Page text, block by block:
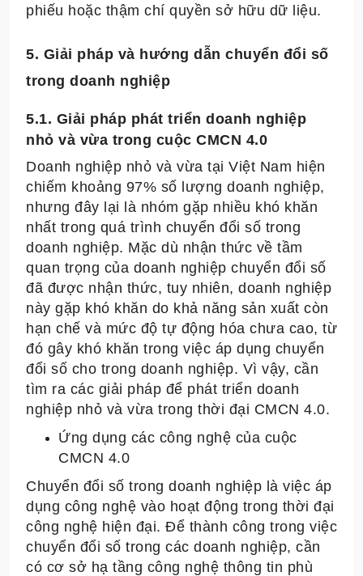
phiếu hoặc thậm chí quyền sở hữu dữ liệu.
5. Giải pháp và hướng dẫn chuyển đổi số
trong doanh nghiệp
5.1. Giải pháp phát triển doanh nghiệp
nhỏ và vừa trong cuộc CMCN 4.0
Doanh nghiệp nhỏ và vừa tại Việt Nam hiện
chiếm khoảng 97% số lượng doanh nghiệp,
nhưng đây lại là nhóm gặp nhiều khó khăn
nhất trong quá trình chuyển đổi số trong
doanh nghiệp. Mặc dù nhận thức về tầm
quan trọng của doanh nghiệp chuyển đổi số
đã được nhận thức, tuy nhiên, doanh nghiệp
này gặp khó khăn do khả năng sản xuất còn
hạn chế và mức độ tự động hóa chưa cao, từ
đó gây khó khăn trong việc áp dụng chuyển
đổi số cho trong doanh nghiệp. Vì vậy, cần
tìm ra các giải pháp để phát triển doanh
nghiệp nhỏ và vừa trong thời đại CMCN 4.0.
Ứng dụng các công nghệ của cuộc
CMCN 4.0
Chuyển đổi số trong doanh nghiệp là việc áp
dụng công nghệ vào hoạt động trong thời đại
công nghệ hiện đại. Để thành công trong việc
chuyển đổi số trong các doanh nghiệp, cần
có cơ sở hạ tầng công nghệ thông tin phù